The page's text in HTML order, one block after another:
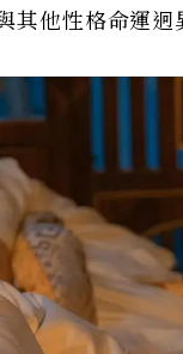
其他性格命運